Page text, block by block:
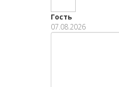
Гость
07.08.2026